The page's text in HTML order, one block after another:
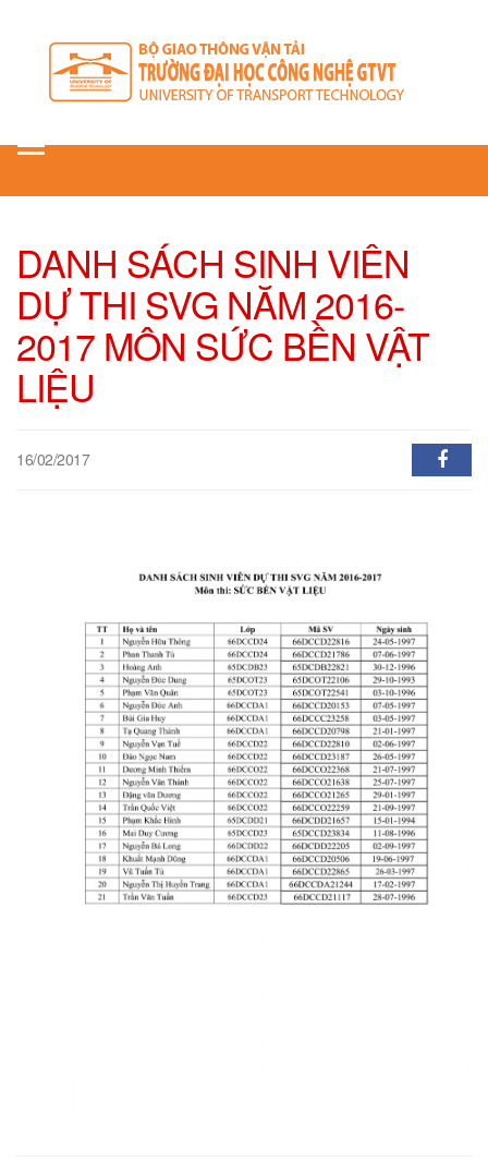
Toggle
DANH SÁCH SINH VIÊN
DỰ THI SVG NĂM 2016-
2017 MÔN SỨC BỀN VẬT
LIỆU
16/02/2017